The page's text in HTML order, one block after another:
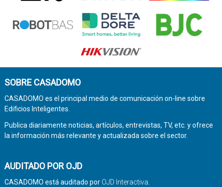
SOBRE CASADOMO
CASADOMO es el principal medio de comunicación on-line sobre
Edificios Inteligentes.
Publica diariamente noticias, artículos, entrevistas, TV, etc. y ofrece
la información más relevante y actualizada sobre el sector.
AUDITADO POR OJD
CASADOMO está auditado por OJD Interactiva